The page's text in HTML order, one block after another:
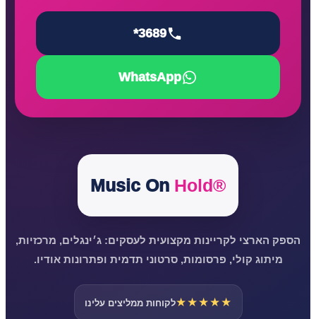
*3689
WhatsApp
Music On Hold®
הספק הארצי לקריינות מקצועית לעסקים: ג׳ינגלים, מרכזיות,
מיתוג קולי, פרסומות, סרטוני תדמית ופתרונות אודיו.
★★★★★לקוחות ממליצים עלינו